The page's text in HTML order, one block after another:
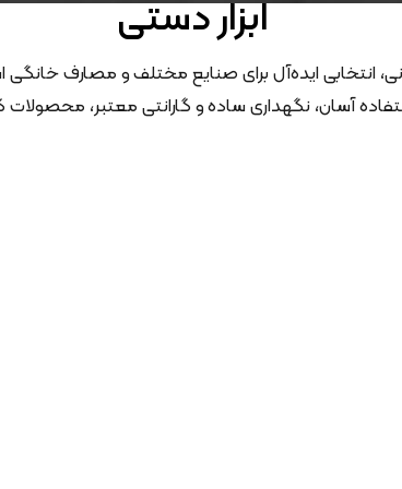
ابزار دستی
انتخابی ایده‌آل برای صنایع مختلف و مصارف
آسان، نگهداری ساده و گارانتی معتبر،